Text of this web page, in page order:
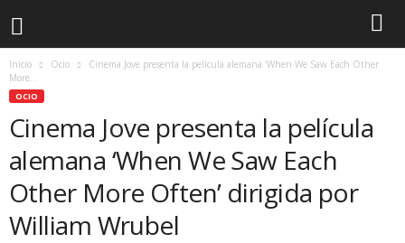
Inicio Ocio
Cinema Jove presenta la película alemana ‘When We Saw Each Other
More...
OCIO
Cinema Jove presenta la película
alemana ‘When We Saw Each
Other More Often’ dirigida por
William Wrubel